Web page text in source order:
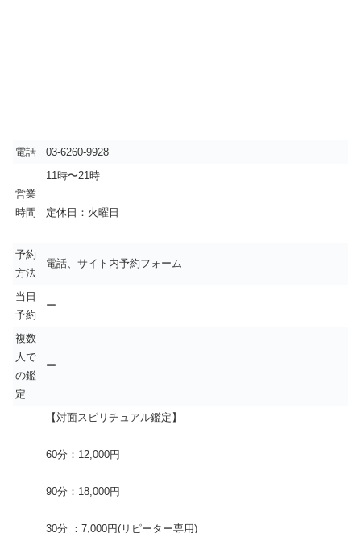
電話 03-6260-9928
営業
時間
11時〜21時
定休日：火曜日
予約
方法
電話、サイト内予約フォーム
当日
予約
ー
複数
人で
の鑑
定
ー
【対面スピリチュアル鑑定】
60分：12,000円
90分：18,000円
30分 ：7,000円(リピーター専用)